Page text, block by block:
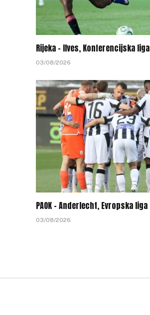
Rijeka – Ilves, Konferencijska liga
03/08/2026
PAOK – Anderlecht, Evropska liga
03/08/2026